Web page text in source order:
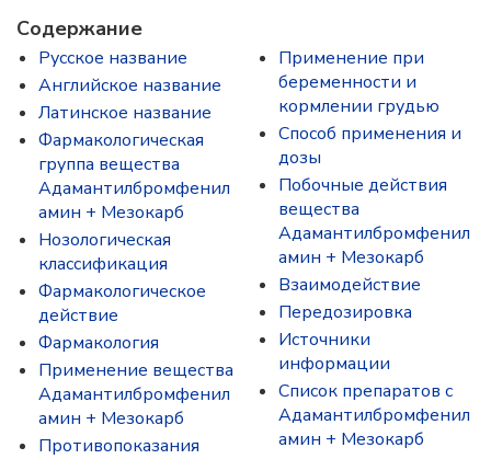
Содержание
Русское название
Английское название
Латинское название
Фармакологическая
группа вещества
Адамантилбромфенил
амин + Мезокарб
Нозологическая
классификация
Фармакологическое
действие
Фармакология
Применение вещества
Адамантилбромфенил
амин + Мезокарб
Противопоказания
Применение при
беременности и
кормлении грудью
Способ применения и
дозы
Побочные действия
вещества
Адамантилбромфенил
амин + Мезокарб
Взаимодействие
Передозировка
Источники
информации
Список препаратов с
Адамантилбромфенил
амин + Мезокарб